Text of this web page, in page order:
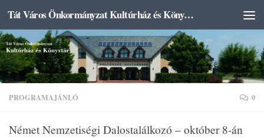
Skip to content Tát Város Önkormányzat Kultúrház és Könyvtár
PROGRAMAJÁNLÓ 0
Német Nemzetiségi Dalostalálkozó – október 8-án